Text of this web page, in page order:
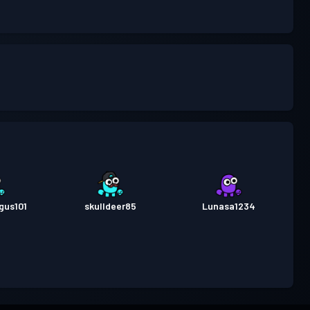
skulldeer85 Lunasa1234